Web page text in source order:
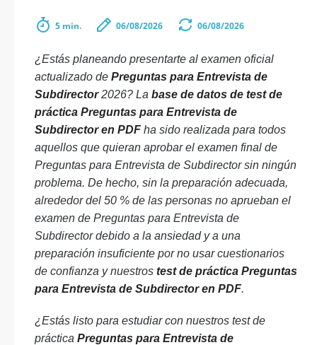
5 min. 06/08/2026 06/08/2026
¿Estás planeando presentarte al examen oficial
actualizado de Preguntas para Entrevista de
Subdirector2026? La base de datos de test de
práctica Preguntas para Entrevista de
Subdirector en PDF ha sido realizada para todos
aquellos que quieran aprobar el examen final de
Preguntas para Entrevista de Subdirector sin ningún
problema. De hecho, sin la preparación adecuada,
alrededor del 50 % de las personas no aprueban el
examen de Preguntas para Entrevista de
Subdirector debido a la ansiedad y a una
preparación insuficiente por no usar cuestionarios
de confianza y nuestros test de práctica Preguntas
para Entrevista de Subdirector en PDF.
¿Estás listo para estudiar con nuestros test de
práctica Preguntas para Entrevista de